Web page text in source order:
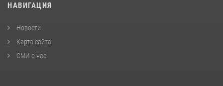
НАВИГАЦИЯ
Новости
Карта сайта
СМИ о нас